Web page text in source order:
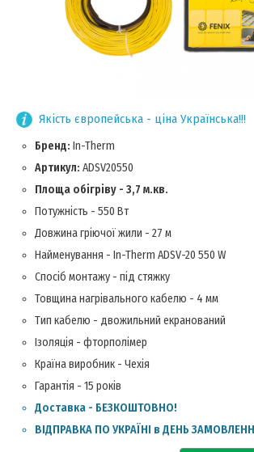
Якість європейська - ціна Українська!!!
Бренд: In-Therm
Артикул: ADSV20550
Площа обігріву - 3,7 м.кв.
Потужність - 550 Вт
Довжина гріючої жили - 27 м
Найменування - In-Therm ADSV-20 550 W
Спосіб монтажу - під стяжку
Товщина нагрівального кабелю - 4 мм
Тип кабелю - двожильний екранований
Ізоляція - фторполімер
Країна виробник - Чехія
Гарантія - 15 років
Доставка - БЕЗКОШТОВНО!
ВІДПРАВКА ПО УКРАЇНІ в ДЕНЬ